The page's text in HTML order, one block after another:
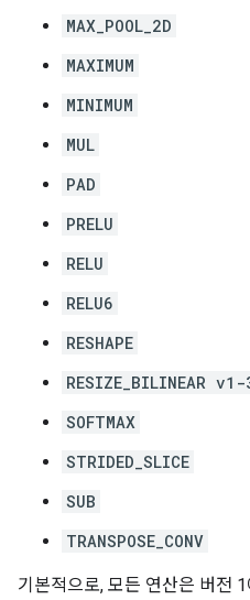
MAX_POOL_2D
MAXIMUM
MINIMUM
MUL
PAD
PRELU
RELU
RELU6
RESHAPE
RESIZE_BILINEAR v1-
SOFTMAX
STRIDED_SLICE
SUB
TRANSPOSE_CONV
기본적으로, 모든 연산은 버전